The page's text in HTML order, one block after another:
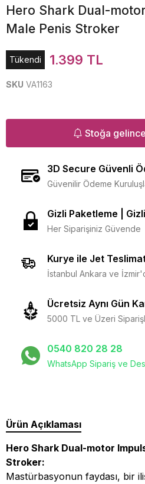
Hero Shark Dual-
Male Penis Stroker
Tükendi 1.399 TL
SKU VA1163
Stoğa
3D Secure Güvenli
Güvenilir Ödeme
Gizli Paketleme |
Her Siparişiniz Güvende
Kurye ile Jet
İstanbul Ankara ve
Ücretsiz Aynı Gün
5000 TL ve Üzeri
0540 820 28 28
WhatsApp Sipariş ve
Ürün Açıklaması
Hero Shark Dual-motor
Stroker:
Mastürbasyonun faydası, bir